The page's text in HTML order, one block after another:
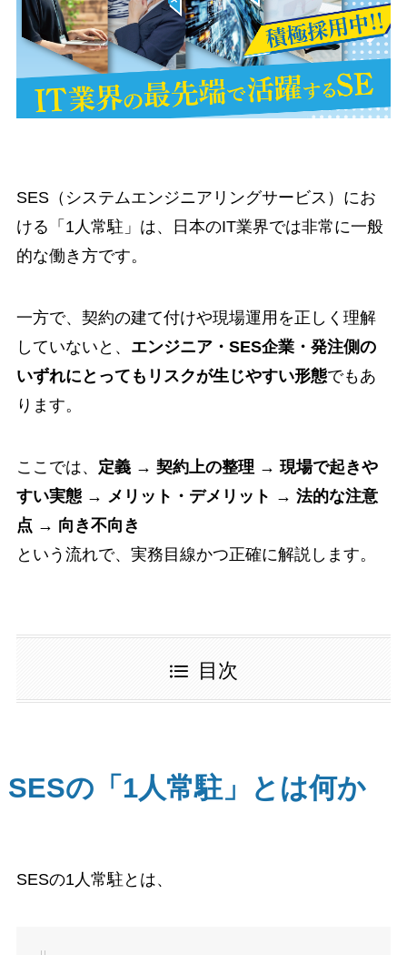
SES（システムエンジニアリングサービス）にお
ける「1人常駐」は、日本のIT業界では非常に一般
的な働き方です。
一方で、契約の建て付けや現場運用を正しく理解
していないと、 エンジニア・SES企業・発注側の
いずれにとってもリスクが生じやすい形態でもあ
ります。
ここでは、 定義 → 契約上の整理 → 現場で起きや
すい実態 → メリット・デメリット → 法的な注意
点 → 向き不向き
という流れで、実務目線かつ正確に解説します。
目次
SESの「1人常駐」とは何か
SESの1人常駐とは、